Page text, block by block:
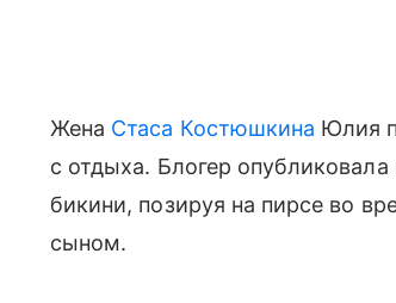
Жена Стаса Костюшкина Юлия
с отдыха. Блогер
бикини, позируя на пирсе во
сыном.